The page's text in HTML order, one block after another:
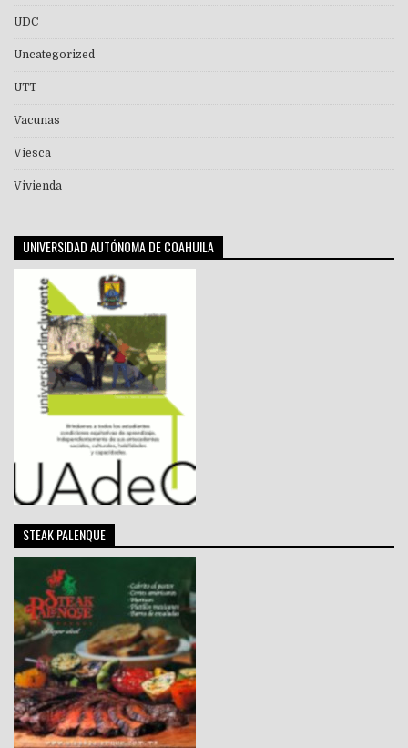
UDC
Uncategorized
UTT
Vacunas
Viesca
Vivienda
UNIVERSIDAD AUTÓNOMA DE COAHUILA
STEAK PALENQUE